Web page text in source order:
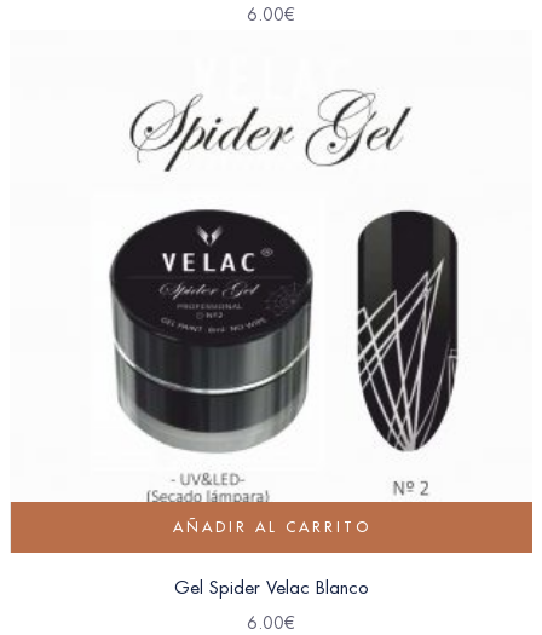
6.00€
AÑADIR AL CARRITO
Gel Spider Velac Blanco
6.00€